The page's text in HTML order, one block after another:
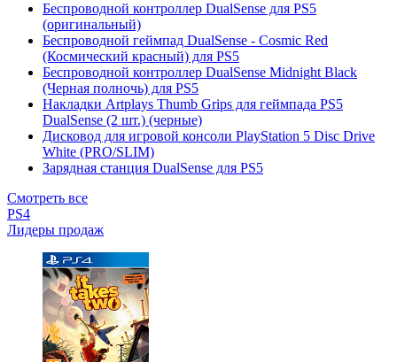
Беспроводной контроллер DualSense для PS5
(оригинальный)
Беспроводной геймпад DualSense - Cosmic Red
(Космический красный) для PS5
Беспроводной контроллер DualSense Midnight Black
(Черная полночь) для PS5
Накладки Artplays Thumb Grips для геймпада PS5
DualSense (2 шт.) (черные)
Дисковод для игровой консоли PlayStation 5 Disc Drive
White (PRO/SLIM)
Зарядная станция DualSense для PS5
Смотреть все
PS4
Лидеры продаж